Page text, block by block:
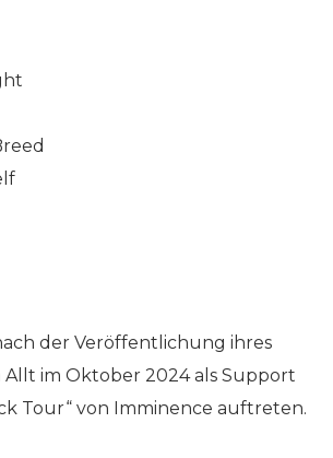
der Veröffentlichung ihres
im Oktober 2024 als Support
Tour“ von Imminence auftreten.